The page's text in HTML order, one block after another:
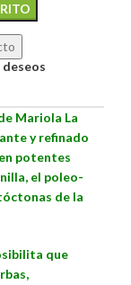
Mariola La
y refinado
potentes
el poleo-
de la
que